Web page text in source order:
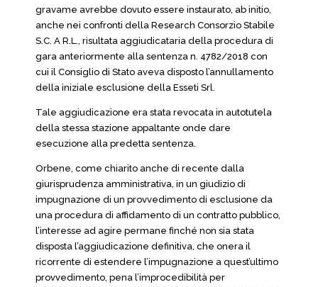
gravame avrebbe dovuto essere instaurato, ab initio,
anche nei confronti della Research Consorzio Stabile
S.C. A R.L., risultata aggiudicataria della procedura di
gara anteriormente alla sentenza n. 4782/2018 con
cui il Consiglio di Stato aveva disposto l’annullamento
della iniziale esclusione della Esseti Srl.
Tale aggiudicazione era stata revocata in autotutela
della stessa stazione appaltante onde dare
esecuzione alla predetta sentenza.
Orbene, come chiarito anche di recente dalla
giurisprudenza amministrativa, in un giudizio di
impugnazione di un provvedimento di esclusione da
una procedura di affidamento di un contratto pubblico,
l’interesse ad agire permane finché non sia stata
disposta l’aggiudicazione definitiva, che onera il
ricorrente di estendere l’impugnazione a quest’ultimo
provvedimento, pena l’improcedibilità per